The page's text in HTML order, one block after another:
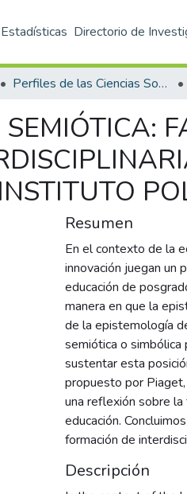
Estadísticas Directorio de
Perfiles de las Ciencias Sociales
Resumen
En el contexto de la
innovación juegan un
educación de
manera en que la
de la epistemología
semiótica o simbólica
sustentar esta
propuesto por Piaget,
una reflexión sobre
educación.
formación de
Descripción